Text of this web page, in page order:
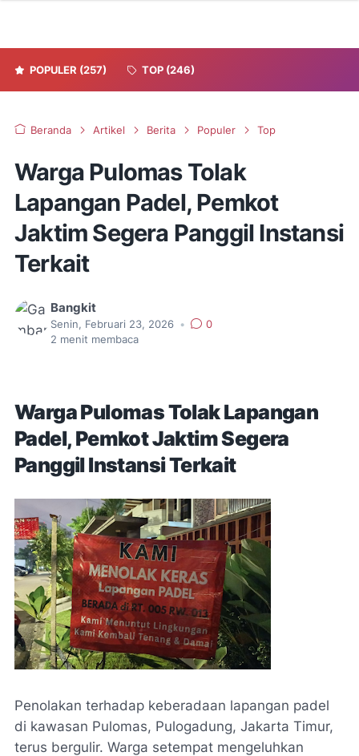
POPULER (257) TOP (246)
Beranda Artikel Berita Populer Top
Warga Pulomas Tolak
Lapangan Padel, Pemkot
Jaktim Segera Panggil Instansi
Terkait
Bangkit
Senin, Februari 23, 2026 •
0
2 menit membaca
Warga Pulomas Tolak Lapangan
Padel, Pemkot Jaktim Segera
Panggil Instansi Terkait
Penolakan terhadap keberadaan lapangan padel
di kawasan Pulomas, Pulogadung, Jakarta Timur,
terus bergulir. Warga setempat mengeluhkan